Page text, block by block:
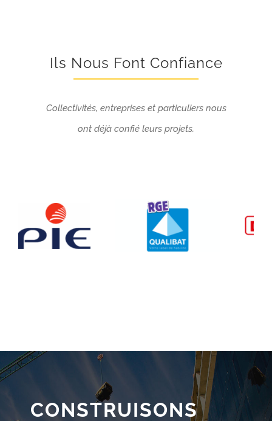
Ils Nous Font Confiance
Collectivités, entreprises et particuliers nous
ont déjà confié leurs projets.